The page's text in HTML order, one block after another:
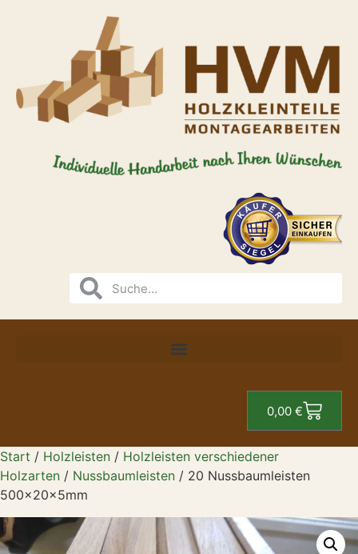
0,00 €
Start / Holzleisten / Holzleisten verschiedener
Holzarten / Nussbaumleisten / 20 Nussbaumleisten
500x20x5mm